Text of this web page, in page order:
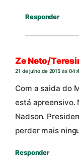
Responder
Ze Neto/
21 de julho de 2015 às
Com a saida do
está apreensivo.
Nadson.
perder mais
Responder